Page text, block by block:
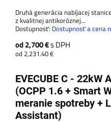
Druhá generácia nabíjacej
z kvalitnej antikoróznej...
Dostupnosť: Dostupnosť a cena
od 2,700 €s DPH
od 2,231.40 €
EVECUBE C - 22kW
(OCPP 1.6 + Smart
meranie spotreby +
Assistant)